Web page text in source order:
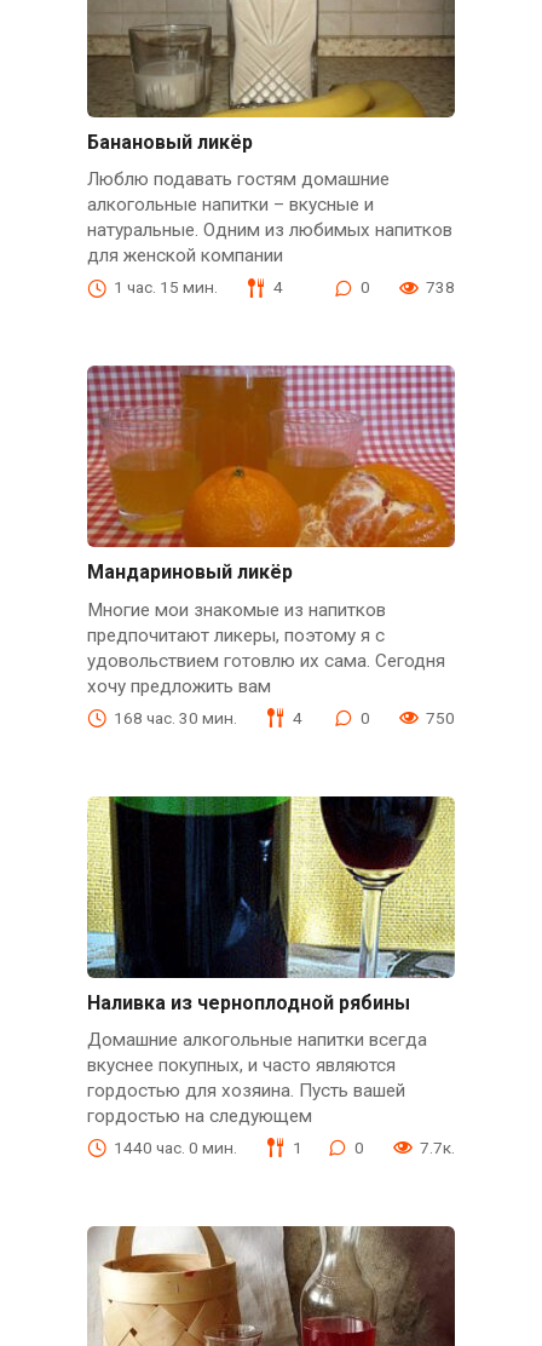
Банановый ликёр
Люблю подавать гостям домашние
алкогольные напитки – вкусные и
натуральные. Одним из любимых напитков
для женской компании
1 час. 15 мин. 4 0 738
Мандариновый ликёр
Многие мои знакомые из напитков
предпочитают ликеры, поэтому я с
удовольствием готовлю их сама. Сегодня
хочу предложить вам
168 час. 30 мин. 4 0 750
Наливка из черноплодной рябины
Домашние алкогольные напитки всегда
вкуснее покупных, и часто являются
гордостью для хозяина. Пусть вашей
гордостью на следующем
1440 час. 0 мин. 1 0 7.7к.